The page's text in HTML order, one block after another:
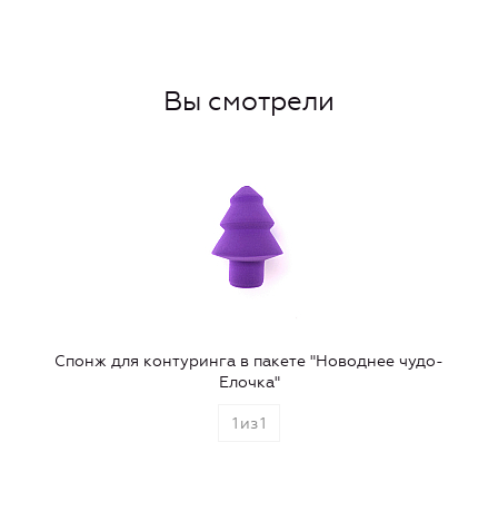
Вы смотрели
Спонж для контуринга в пакете "Новоднее чудо-
Елочка"
1 из1